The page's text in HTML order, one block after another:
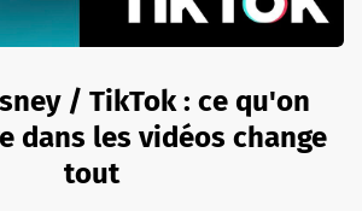
/ TikTok : ce qu'on
dans les vidéos change
tout